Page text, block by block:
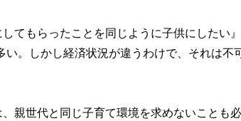
てもらったことを同じように子供にしたい』
。しかし経済状況が違うわけで、それは不
親世代と同じ子育て環境を求めないことも必